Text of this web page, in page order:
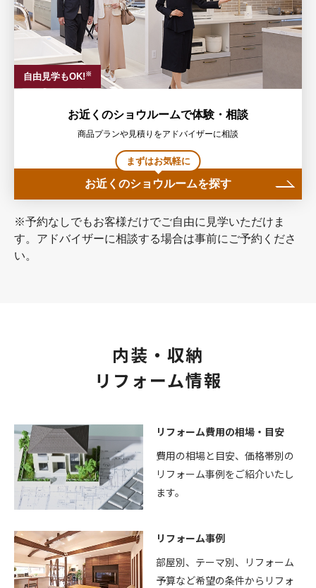
自由見学もOK! ※
お近くのショウルームで体験・相談
商品プランや見積りをアドバイザーに相談
まずはお気軽に
お近くのショウルームを探す
※予約なしでもお客様だけでご自由に見学いただけま
す。アドバイザーに相談する場合は事前にご予約くださ
い。
内装・収納
リフォーム情報
リフォーム費用の相場・目安
費用の相場と目安、価格帯別の
リフォーム事例をご紹介いたし
ます。
リフォーム事例
部屋別、テーマ別、リフォーム
予算など希望の条件からリフォ